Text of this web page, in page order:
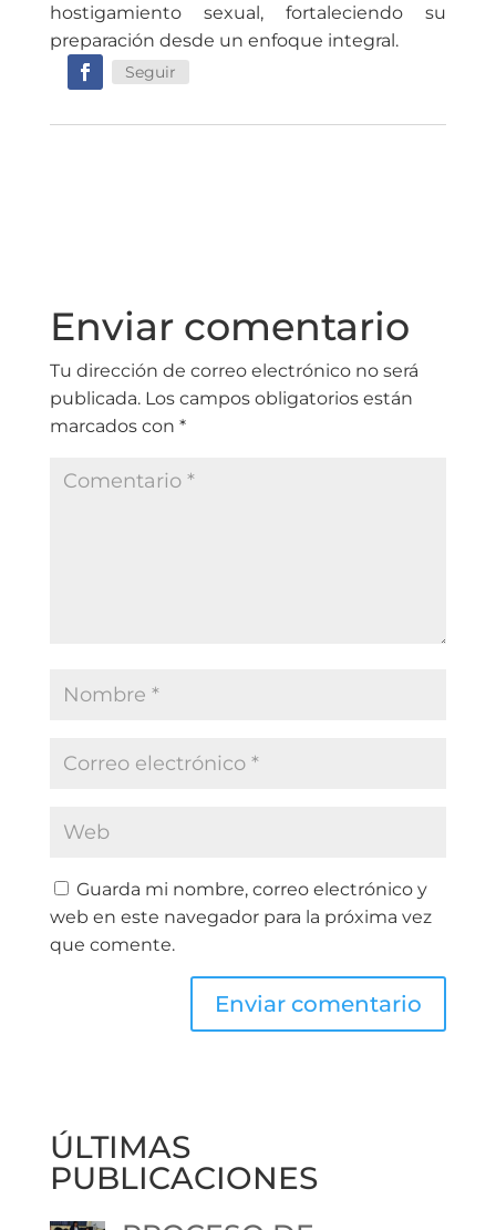
hostigamiento sexual, fortaleciendo su
preparación desde un enfoque integral.
Seguir
Enviar comentario
Tu dirección de correo electrónico no será
publicada. Los campos obligatorios están
marcados con *
Guarda mi nombre, correo electrónico y
web en este navegador para la próxima vez
que comente.
ÚLTIMAS
PUBLICACIONES